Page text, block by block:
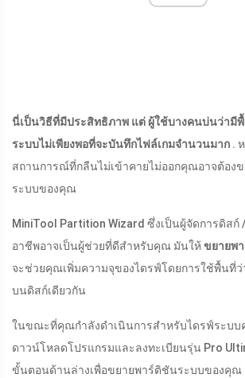
นี่เป็นวิธีที่มีประสิทธิภาพ แต่ ผู้ใช้บางคนบ่นว่ามี
ระบบไม่เพียงพอที่จะบันทึกไฟล์เกมจำนวนมาก .
สถานการณ์ที่กลืนไม่เข้าคายไม่ออกคุณอาจต้อง
ระบบของคุณ
MiniTool Partition Wizard ซึ่งเป็นผู้จัดการดิส
อาชีพอาจเป็นผู้ช่วยที่ดีสำหรับคุณ มันให้ขยายพ
จะช่วยคุณเพิ่มความจุของไดรฟ์โดยการใช้พื้นที่
บนดิสก์เดียวกัน
ในขณะที่คุณกำลังดำเนินการสำหรับไดรฟ์ระบบ
ดาวน์โหลดโปรแกรมและลงทะเบียนรุ่น Pro
ขั้นตอนด้านล่างเพื่อขยายพาร์ติชันระบบของคุณ